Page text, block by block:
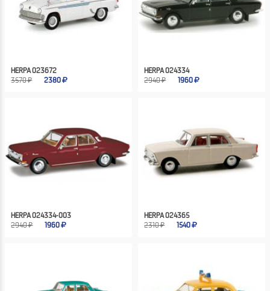
HERPA 023672
3570 ₽
2380
HERPA 024334
2940 ₽
1960
HERPA 024334-003
2940 ₽
1960
HERPA 024365
2310 ₽
1540